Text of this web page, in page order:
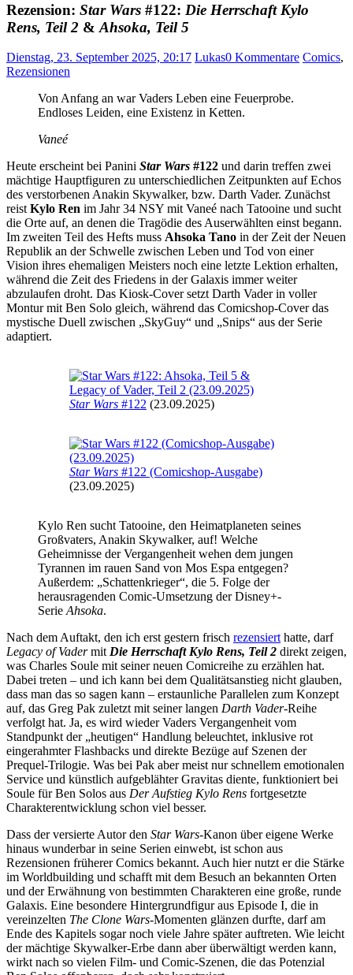
Rezension: Star Wars #122: Die Herrschaft Kylo
Rens, Teil 2 & Ahsoka, Teil 5
Dienstag, 23. September 2025, 20:17 Lukas0 Kommentare Comics,
Rezensionen
Von Anfang an war Vaders Leben eine Feuerprobe.
Endloses Leiden, eine Existenz in Ketten.
Vaneé
Heute erscheint bei Panini Star Wars #122 und darin treffen zwei
mächtige Hauptfiguren zu unterschiedlichen Zeitpunkten auf Echos
des verstorbenen Anakin Skywalker, bzw. Darth Vader. Zunächst
reistKylo Ren im Jahr 34 NSY mit Vaneé nach Tatooine und sucht
die Orte auf, an denen die Tragödie des Auserwählten einst begann.
Im zweiten Teil des Hefts muss Ahsoka Tano in der Zeit der Neuen
Republik an der Schwelle zwischen Leben und Tod von einer
Vision ihres ehemaligen Meisters noch eine letzte Lektion erhalten,
während die Zeit des Friedens in der Galaxis immer weiter
abzulaufen droht. Das Kiosk-Cover setzt Darth Vader in voller
Montur mit Ben Solo gleich, während das Comicshop-Cover das
mystische Duell zwischen „SkyGuy“ und „Snips“ aus der Serie
adaptiert.
Star Wars #122 (23.09.2025)
Star Wars #122 (Comicshop-Ausgabe)
(23.09.2025)
Kylo Ren sucht Tatooine, den Heimatplaneten seines
Großvaters, Anakin Skywalker, auf! Welche
Geheimnisse der Vergangenheit wehen dem jungen
Tyrannen im rauen Sand von Mos Espa entgegen?
Außerdem: „Schattenkrieger“, die 5. Folge der
herausragenden Comic-Umsetzung der Disney+-
SerieAhsoka.
Nach dem Auftakt, den ich erst gestern frisch rezensierthatte, darf
Legacy of VadermitDie Herrschaft Kylo Rens, Teil 2 direkt zeigen,
was Charles Soule mit seiner neuen Comicreihe zu erzählen hat.
Dabei treten – und ich kann bei dem Qualitätsanstieg nicht glauben,
dass man das so sagen kann – erstaunliche Parallelen zum Konzept
auf, das Greg Pak zuletzt mit seiner langen Darth Vader-Reihe
verfolgt hat. Ja, es wird wieder Vaders Vergangenheit vom
Standpunkt der „heutigen“ Handlung beleuchtet, inklusive rot
eingerahmter Flashbacks und direkte Bezüge auf Szenen der
Prequel-Trilogie. Was bei Pak aber meist nur schnellem emotionalen
Service und künstlich aufgeblähter Gravitas diente, funktioniert bei
Soule für Ben Solos aus Der Aufstieg Kylo Rens fortgesetzte
Charakterentwicklung schon viel besser.
Dass der versierte Autor den Star Wars-Kanon über eigene Werke
hinaus wunderbar in seine Serien einwebt, ist schon aus
Rezensionen früherer Comics bekannt. Auch hier nutzt er die Stärke
im Worldbuilding und schafft mit dem Besuch an bekannten Orten
und der Erwähnung von bestimmten Charakteren eine große, runde
Galaxis. Eine besondere Hintergrundfigur aus Episode I, die in
vereinzelten The Clone Wars-Momenten glänzen durfte, darf am
Ende des Kapitels sogar noch viele Jahre später auftreten. Wie leicht
der mächtige Skywalker-Erbe dann aber überwältigt werden kann,
wirkt nach so vielen Film- und Comic-Szenen, die das Potenzial